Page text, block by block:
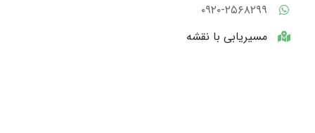
۰۹۲۰-۲۵۶۸۲۹۹
مسیریابی با نقشه